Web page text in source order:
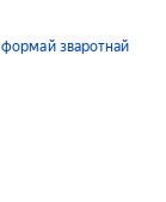
формай зваротнай